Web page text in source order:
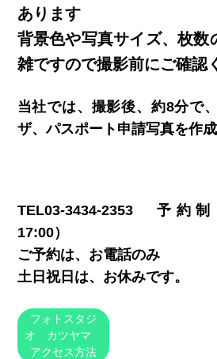
あります
背景色や写真サイズ、枚数
雑ですので撮影前にご確認
当社では、撮影後、約8分で
ザ、パスポート申請写真を作成
TEL03-3434-2353 予約
17:00）
ご予約は、お電話のみ
土日祝日は、お休みです。
フォトスタジ
オ カツヤマ
アクセス方法